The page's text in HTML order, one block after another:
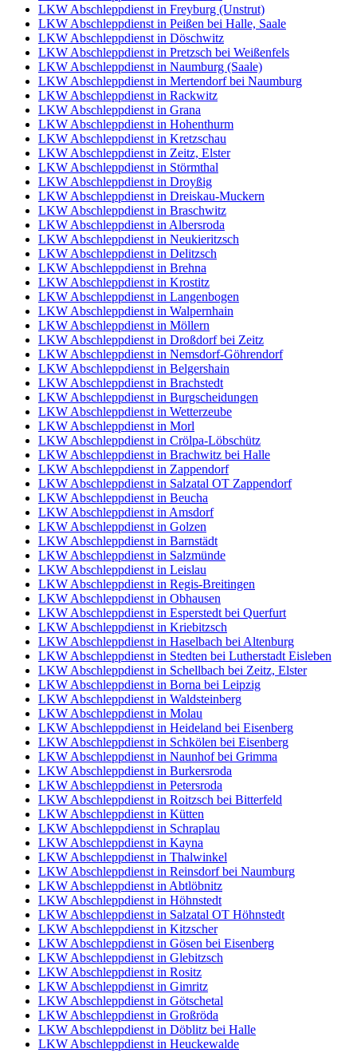
LKW Abschleppdienst in Freyburg (Unstrut)
LKW Abschleppdienst in Peißen bei Halle, Saale
LKW Abschleppdienst in Döschwitz
LKW Abschleppdienst in Pretzsch bei Weißenfels
LKW Abschleppdienst in Naumburg (Saale)
LKW Abschleppdienst in Mertendorf bei Naumburg
LKW Abschleppdienst in Rackwitz
LKW Abschleppdienst in Grana
LKW Abschleppdienst in Hohenthurm
LKW Abschleppdienst in Kretzschau
LKW Abschleppdienst in Zeitz, Elster
LKW Abschleppdienst in Störmthal
LKW Abschleppdienst in Droyßig
LKW Abschleppdienst in Dreiskau-Muckern
LKW Abschleppdienst in Braschwitz
LKW Abschleppdienst in Albersroda
LKW Abschleppdienst in Neukieritzsch
LKW Abschleppdienst in Delitzsch
LKW Abschleppdienst in Brehna
LKW Abschleppdienst in Krostitz
LKW Abschleppdienst in Langenbogen
LKW Abschleppdienst in Walpernhain
LKW Abschleppdienst in Möllern
LKW Abschleppdienst in Droßdorf bei Zeitz
LKW Abschleppdienst in Nemsdorf-Göhrendorf
LKW Abschleppdienst in Belgershain
LKW Abschleppdienst in Brachstedt
LKW Abschleppdienst in Burgscheidungen
LKW Abschleppdienst in Wetterzeube
LKW Abschleppdienst in Morl
LKW Abschleppdienst in Crölpa-Löbschütz
LKW Abschleppdienst in Brachwitz bei Halle
LKW Abschleppdienst in Zappendorf
LKW Abschleppdienst in Salzatal OT Zappendorf
LKW Abschleppdienst in Beucha
LKW Abschleppdienst in Amsdorf
LKW Abschleppdienst in Golzen
LKW Abschleppdienst in Barnstädt
LKW Abschleppdienst in Salzmünde
LKW Abschleppdienst in Leislau
LKW Abschleppdienst in Regis-Breitingen
LKW Abschleppdienst in Obhausen
LKW Abschleppdienst in Esperstedt bei Querfurt
LKW Abschleppdienst in Kriebitzsch
LKW Abschleppdienst in Haselbach bei Altenburg
LKW Abschleppdienst in Stedten bei Lutherstadt Eisleben
LKW Abschleppdienst in Schellbach bei Zeitz, Elster
LKW Abschleppdienst in Borna bei Leipzig
LKW Abschleppdienst in Waldsteinberg
LKW Abschleppdienst in Molau
LKW Abschleppdienst in Heideland bei Eisenberg
LKW Abschleppdienst in Schkölen bei Eisenberg
LKW Abschleppdienst in Naunhof bei Grimma
LKW Abschleppdienst in Burkersroda
LKW Abschleppdienst in Petersroda
LKW Abschleppdienst in Roitzsch bei Bitterfeld
LKW Abschleppdienst in Kütten
LKW Abschleppdienst in Schraplau
LKW Abschleppdienst in Kayna
LKW Abschleppdienst in Thalwinkel
LKW Abschleppdienst in Reinsdorf bei Naumburg
LKW Abschleppdienst in Abtlöbnitz
LKW Abschleppdienst in Höhnstedt
LKW Abschleppdienst in Salzatal OT Höhnstedt
LKW Abschleppdienst in Kitzscher
LKW Abschleppdienst in Gösen bei Eisenberg
LKW Abschleppdienst in Glebitzsch
LKW Abschleppdienst in Rositz
LKW Abschleppdienst in Gimritz
LKW Abschleppdienst in Götschetal
LKW Abschleppdienst in Großröda
LKW Abschleppdienst in Döblitz bei Halle
LKW Abschleppdienst in Heuckewalde